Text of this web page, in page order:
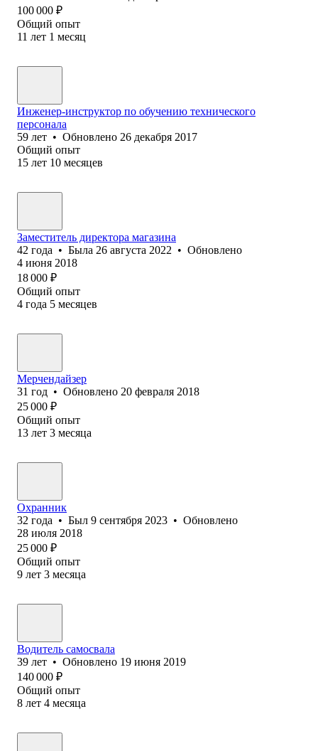
100 000 ₽
Общий опыт
11 лет 1 месяц
Инженер-инструктор по обучению технического
персонала
59 лет • Обновлено 26 декабря 2017
Общий опыт
15 лет 10 месяцев
Заместитель директора магазина
42 года • Была 26 августа 2022 • Обновлено
4 июня 2018
18 000 ₽
Общий опыт
4 года 5 месяцев
Мерчендайзер
31 год • Обновлено 20 февраля 2018
25 000 ₽
Общий опыт
13 лет 3 месяца
Охранник
32 года • Был 9 сентября 2023 • Обновлено
28 июля 2018
25 000 ₽
Общий опыт
9 лет 3 месяца
Водитель самосвала
39 лет • Обновлено 19 июня 2019
140 000 ₽
Общий опыт
8 лет 4 месяца